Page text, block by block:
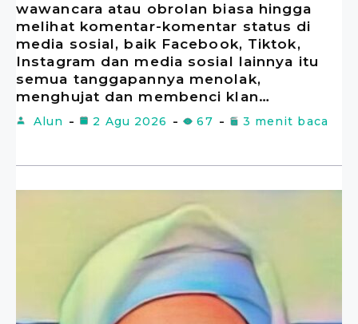
wawancara atau obrolan biasa hingga
melihat komentar-komentar status di
media sosial, baik Facebook, Tiktok,
Instagram dan media sosial lainnya itu
semua tanggapannya menolak,
menghujat dan membenci klan…
Alun 2 Agu 2026 67 3 menit baca